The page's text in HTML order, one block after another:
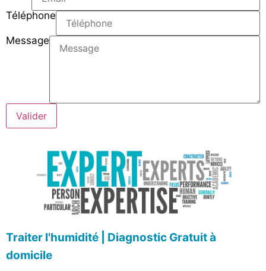
Téléphone
Message
Valider
Traiter l'humidité | Diagnostic Gratuit à
domicile